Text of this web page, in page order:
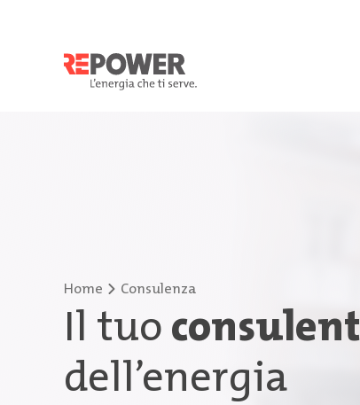
Home Consulenza
Il tuo
dell’energia